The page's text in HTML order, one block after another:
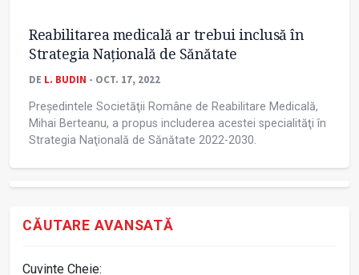
Reabilitarea medicală ar trebui inclusă în
Strategia Națională de Sănătate
DE L. BUDIN - OCT. 17, 2022
Preşedintele Societăţii Române de Reabilitare Medicală,
Mihai Berteanu, a propus includerea acestei specialităţi în
Strategia Naţională de Sănătate 2022-2030.
CĂUTARE AVANSATĂ
Cuvinte Cheie: